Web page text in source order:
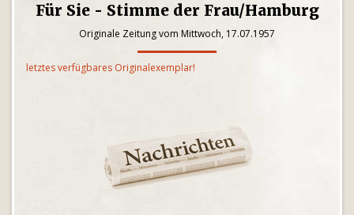
Für Sie - Stimme der Frau/Hamburg
Originale Zeitung vom Mittwoch, 17.07.1957
letztes verfügbares Originalexemplar!